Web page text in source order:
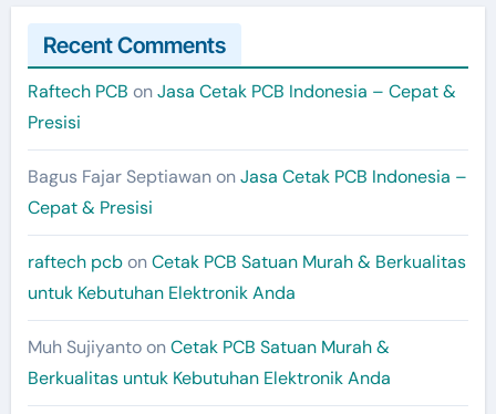
Recent Comments
Raftech PCB onJasa Cetak PCB Indonesia – Cepat &
Presisi
Bagus Fajar SeptiawanonJasa Cetak PCB Indonesia –
Cepat & Presisi
raftech pcbonCetak PCB Satuan Murah & Berkualitas
untuk Kebutuhan Elektronik Anda
Muh SujiyantoonCetak PCB Satuan Murah &
Berkualitas untuk Kebutuhan Elektronik Anda